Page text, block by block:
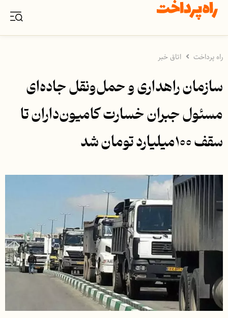
راه پرداخت اتاق خبر
سازمان راهداری و حمل‌ونقل جاده‌ای
مسئول جبران خسارت کامیون‌داران تا
سقف ۱۰۰میلیارد تومان شد